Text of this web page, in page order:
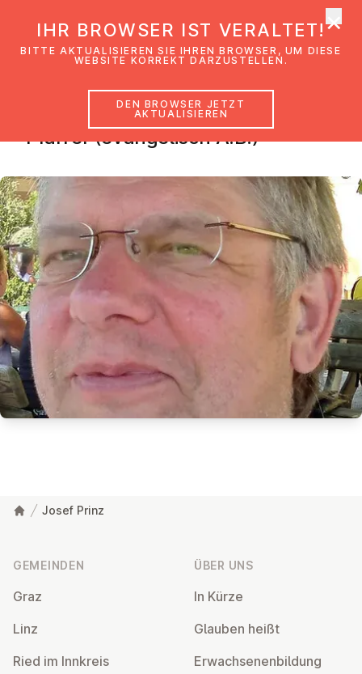
Josef Prinz
Pfarrer (evangelisch A.B.)
Josef Prinz
GEMEINDEN
Graz
Linz
Ried im Innkreis
ÜBER UNS
In Kürze
Glauben heißt
Er­wach­se­nen­bil­dung
IHR BROWSER IST VERALTET!
BITTE AKTUALISIEREN SIE IHREN BROWSER, UM DIESE
WEBSITE KORREKT DARZUSTELLEN.
DEN BROWSER JETZT
AKTUALISIEREN
×